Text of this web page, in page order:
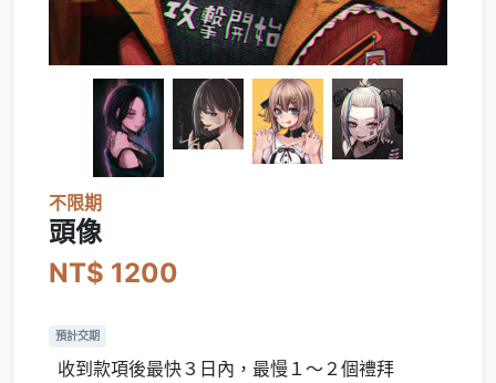
不限期
頭像
NT$ 1200
預計交期
收到款項後最快３日內，最慢１～２個禮拜